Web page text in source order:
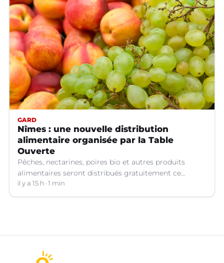
GARD
Nîmes : une nouvelle distribution
alimentaire organisée par la Table
Ouverte
Pêches, nectarines, poires bio et autres produits
alimentaires seront distribués gratuitement ce
vendredi 7 août par les bénévoles de la Table Ouverte
à Nîmes (Gard).
il y a 15 h 1 min